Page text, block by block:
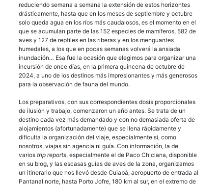
reduciendo semana a semana la extensión de estos horizontes
drásticamente, hasta que en los meses de septiembre y octubre
solo queda agua en los ríos más caudalosos, es el momento en el
que se acumulan parte de las 152 especies de mamíferos, 582 de
aves y 127 de reptiles en las riberas y en los menguantes
humedales, a los que en pocas semanas volverá la ansiada
inundación… Esa fue la ocasión que elegimos para organizar una
incursión de once días, en la primera quincena de octubre de
2024, a uno de los destinos más impresionantes y más generosos
para la observación de fauna del mundo.
Los preparativos, con sus correspondientes dosis proporcionales
de ilusión y trabajo, comenzaron un año antes. Se trata de un
destino cada vez más demandado y con no demasiada oferta de
alojamientos (afortunadamente) que se llena rápidamente y
dificulta la organización del viaje, especialmente si, como
nosotros, viajas sin agencia ni guía. Con información, la de
varios trip reports, especialmente el de Paco Chiclana, disponible
en su blog, y las escasas guías de aves de la zona, organizamos
un itinerario que nos llevó desde Cuiabá, aeropuerto de entrada al
Pantanal norte, hasta Porto Jofre, 180 km al sur, en el extremo de